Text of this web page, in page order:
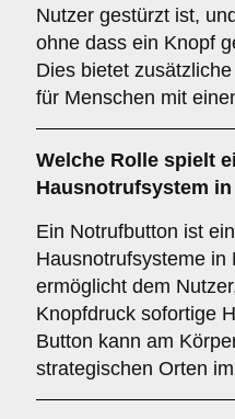
Nutzer gestürzt ist,
ohne dass ein Knopf
Dies bietet
für Menschen mit
Welche Rolle spielt
Hausnotrufsystem
Ein Notrufbutton ist
Hausnotrufsysteme in
ermöglicht dem
Knopfdruck sofortige
Button kann am
strategischen Orten